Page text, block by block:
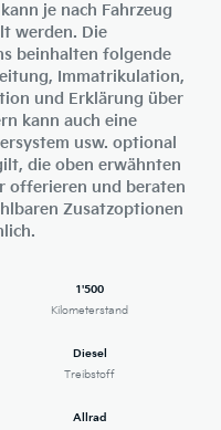
je nach Fahrzeug
werden. Die
beinhalten folgende
Immatrikulation,
und Erklärung über
kann auch eine
usw. optional
die oben erwähnten
offerieren und beraten
Zusatzoptionen
1'500
Kilometerstand
Diesel
Treibstoff
Allrad